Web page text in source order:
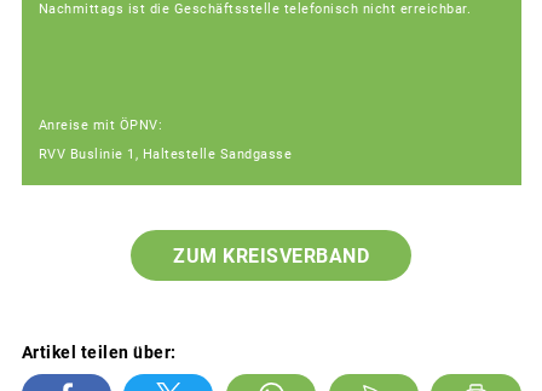
Nachmittags ist die Geschäftsstelle telefonisch nicht erreichbar.
Anreise mit ÖPNV:
RVV Buslinie 1, Haltestelle Sandgasse
ZUM KREISVERBAND
Artikel teilen über: